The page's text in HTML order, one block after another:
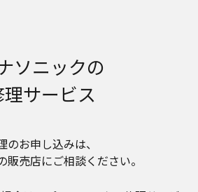
サービスは予告なく中止、または内
る場合があります。あらかじめご了
ェブサイトに公開されている取扱説
購入のお客様以外からのお問い合わ
ない場合がありますことを、ご了承
ソニックの
サービス
のお申し込みは、​
販売店にご相談ください。​